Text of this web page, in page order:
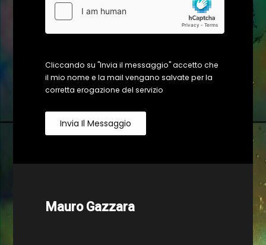
Cliccando su "Invia il messaggio" accetto che
il mio nome e la mail vengano salvate per la
corretta erogazione del servizio
Invia Il Messaggio
Mauro Gazzara